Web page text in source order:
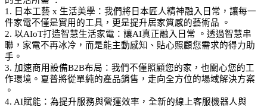
1. 日本工藝 x 生活美學：我們將日本匠人精神融入日常，讓每一
件家電不僅是實用的工具，更是提升居家質感的藝術品 。
2. 以AIoT打造智慧生活家電：讓AI真正融入日常 。透過智慧串
聯，家電不再冰冷，而是能主動感知、貼心照顧您需求的得力助
手。
3. 加速商用設備B2B布局：我們不僅照顧您的家，也關心您的工
作環境。夏普將從單純的產品銷售，走向全方位的場域解決方案
。
4. AI賦能：為提升服務與營運效率，全新的線上客服機器人與